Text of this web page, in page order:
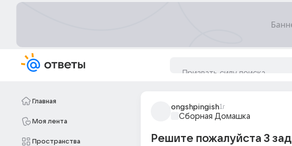
Главная
Моя лента
Пространства
ongshpingish1г
Сборная Домашка
Решите пожалуйста 3